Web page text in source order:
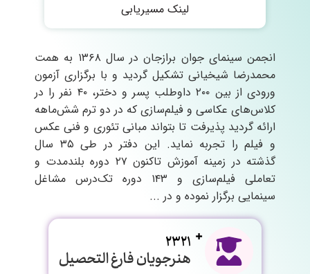
انجمن سینمای جوان برازجان در سال ۱۳۶۸ به همت
محمدرضا شیخیانی تشکیل گردید و با برگزاری آزمون
ورودی از بین ۲۰۰ داوطلب پسر و دختر، ۴۰ نفر را در
کلاس‌های عکاسی و فیلم‌سازی که در دو ترم شش‌ماهه
ارائه گردید پذیرفت تا بتواند مبانی تئوری و فنی عکس
و فیلم را تجربه نماید. این دفتر در طی ۳۵ سال
گذشته در زمینه آموزش تاکنون ۲۷ دوره بلندمدت و
تعاملی فیلم‌سازی و ۱۴۳ دوره تک‌درس مشاغل
سینمایی برگزار نموده و در ...
2321
هنرجویان فارغ التحصیل
لینک مسیریابی